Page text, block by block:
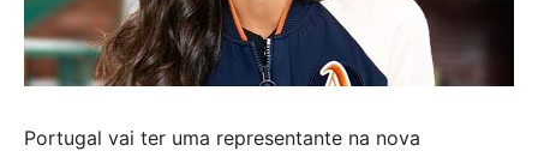
Portugal vai ter uma representante na nova